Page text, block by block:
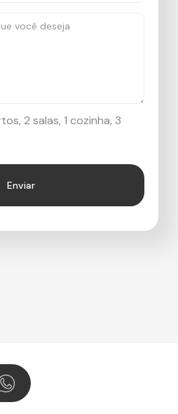
2 salas, 1 cozinha, 3